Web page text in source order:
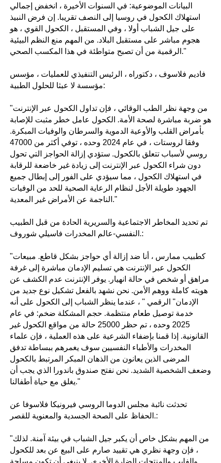
البيانات الموضوعية: في السنوات الأخيرة ، انخفض إجمالي
استهلاك الكحول في روسيا إلى النصف تقريبا. إن فرض النبيذ
على جيل الشباب أولا ، وفي المستقبل ، الكحول القوي ، هو
هجوم مباشر على مستقبل البلاد. من المهم منع النظم البيئية
الرقمية من أن تصبح متواطئة في هذا المكسب الصحي."
فاديم فلاسوف ، دكتوراه ، الرئيس التنفيذي للعمليات ، مؤسس
مؤسسة لا عبثا للحلول الطبية:
"من وجهة نظر الطب الوقائي ، فإن تداول الكحول عبر الإنترنت
هو ضربة مباشرة لصحة الأمة. الكحول عامل خطر مثبت للإصابة
بأمراض القلب والأوعية الدموية والسرطان والوفيات المبكرة.
وفقا لروستات ، في عام 2024 وحده ، توفي أكثر من 47000
روسي لأسباب تتعلق بالكحول. ستؤدي إزالة الحواجز التي تحول
دون شراء الكحول عبر الإنترنت إلى زيادة غير خاضعة للرقابة
في استهلاك الكحول ، مما سيؤدي على الفور إلى إبطال جميع
الجهود طويلة الأجل لنظام الرعاية الصحية للحد من الوفيات
الناجمة عن الأمراض غير المعدية."
تم تحديد المخاطر الاجتماعية والسريرية الحادة من قبل الطبيب
النفسي-عالم المخدرات فاسيلي شوروف.:
"كطبيب ممارس ، أنا ضد إزالة أي حواجز بشكل قاطع. مبيعات
الكحول عبر الإنترنت هي تسليم الإدمان مباشرة إلى غرفة
مراهق أو شخص في حالة انهيار. يوفر الإنترنت عدم الكشف عن
هويته كاملة ووهم الأمن. نحن نشهد بالفعل تشكيل نوع جديد من
الإدمان" الرقمي " ، عندما ينظر الشباب إلى الكحول على أنه
خدمة توصيل طعام منتظمة. حجم المشكلة ضخم: في عام
2025 وحده ، تم حظر 25000 حالة من مواقع الكحول غير
القانونية. إذا قمنا بإضفاء الشرعية على هذه العملية ، فإن علماء
المخدرات والأطباء النفسيين سوف يغمرهم ببساطة تدفق
المرضى الذين يعانون من الذهان المبكر المرتبط بالكحول
وضعف الشخصية الشديد. نحن نفتح صندوق باندورا الذي يجب أن
يغلق مع حياة أطفالنا."
تحدثت نائبة مجلس الدوما الروسي فيرونيكا فلاسوفا عن
الحفاظ على الصحة الجسدية والمعنوية للقصر.:
"من المهم بشكل خاص أن يكبر جيل الشباب في بيئة آمنة. لذلك
، فإن وجهة نظري هي تقييد صارم على البيع عن بعد للكحول
والفايب والمنتجات الضارة الأخرى. لا ينبغي أن تكون مساحة